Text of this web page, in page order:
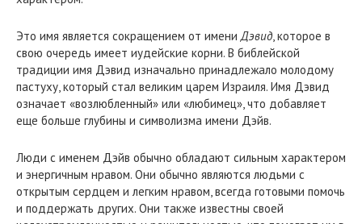
Это имя является сокращением от имениДэвид, которое в
свою очередь имеет иудейские корни. В библейской
традиции имя Дэвид изначально принадлежало молодому
пастуху, который стал великим царем Израиля. Имя Дэвид
означает «возлюбленный» или «любимец», что добавляет
еще больше глубины и символизма имени Дэйв.
Люди с именем Дэйв обычно обладают сильным характером
и энергичным нравом. Они обычно являются людьми с
открытым сердцем и легким нравом, всегда готовыми помочь
и поддержать других. Они также известны своей